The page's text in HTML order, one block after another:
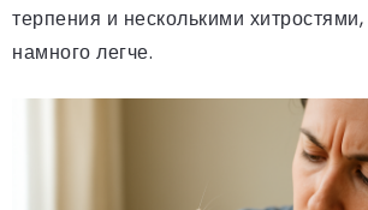
терпения и несколькими хитростями,
намного легче.